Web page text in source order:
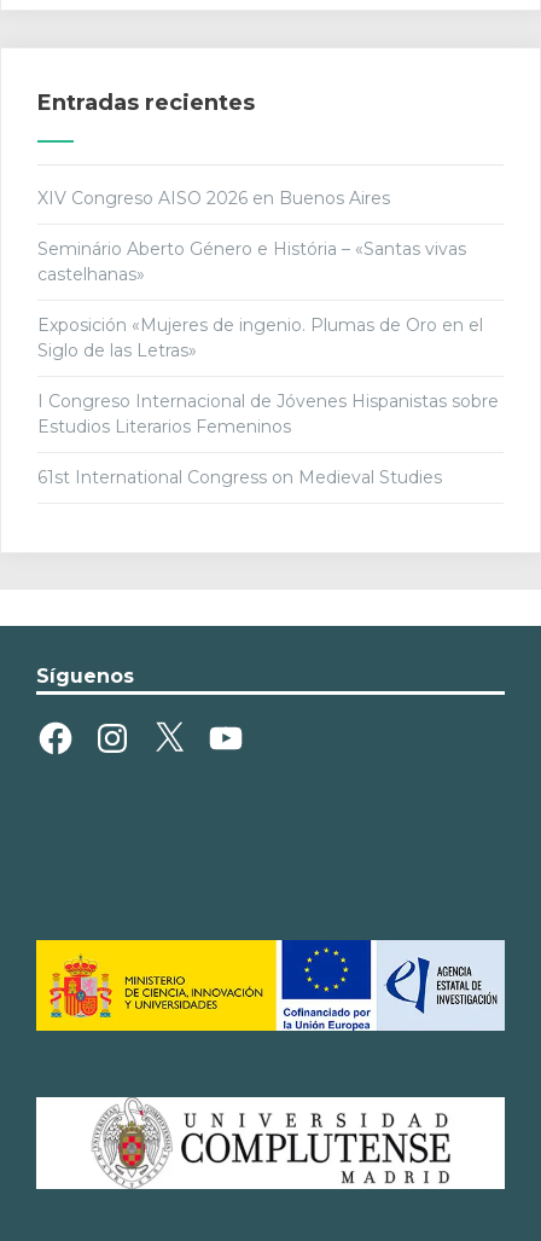
Entradas recientes
XIV Congreso AISO 2026 en Buenos Aires
Seminário Aberto Género e História – «Santas vivas
castelhanas»
Exposición «Mujeres de ingenio. Plumas de Oro en el
Siglo de las Letras»
I Congreso Internacional de Jóvenes Hispanistas sobre
Estudios Literarios Femeninos
61st International Congress on Medieval Studies
Síguenos
FacebookInstagram
X YouTube